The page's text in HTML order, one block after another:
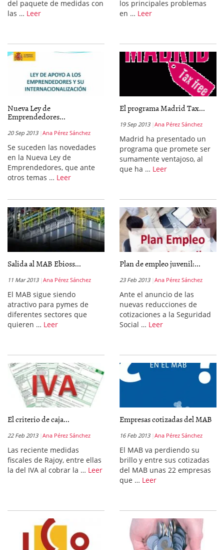
del paquete de medidas con
las … Leer
los principales problemas
en … Leer
Nueva Ley de
Emprendedores...
20 Sep 2013 Ana Pérez Sánchez
Se suceden las novedades
en la Nueva Ley de
Emprendedores, que ante
otros temas … Leer
El programa Madrid Tax...
19 Sep 2013 Ana Pérez Sánchez
Madrid ha presentado un
programa que promete ser
sumamente ventajoso, al
que ha … Leer
Salida al MAB Ebioss...
11 Mar 2013 Ana Pérez Sánchez
El MAB sigue siendo
atractivo para pymes de
diferentes sectores que
quieren … Leer
Plan de empleo juvenil:...
23 Feb 2013 Ana Pérez Sánchez
Ante el anuncio de las
nuevas reducciones de
cotizaciones a la Seguridad
Social … Leer
El criterio de caja...
22 Feb 2013 Ana Pérez Sánchez
Las reciente medidas
fiscales de Rajoy, entre ellas
la del IVA al cobrar la … Leer
Empresas cotizadas del MAB
16 Feb 2013 Ana Pérez Sánchez
El MAB va perdiendo su
brillo y entre sus cotizadas
del MAB unas 22 empresas
que … Leer